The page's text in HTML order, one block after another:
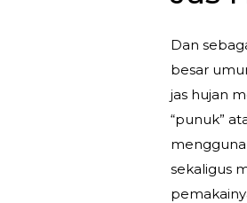
Dan
besar
jas hujan
“punuk”
sekaligus